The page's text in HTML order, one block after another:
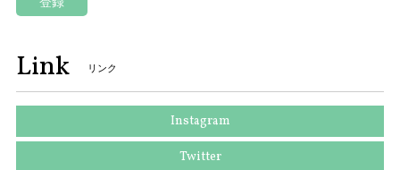
Link リンク
Instagram
Twitter